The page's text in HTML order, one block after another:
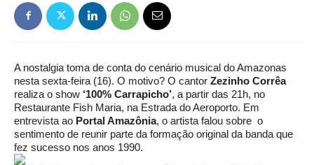
Amazônia
A nostalgia toma de conta do cenário musical do Amazonas
nesta sexta-feira (16). O motivo? O cantor Zezinho Corrêa
realiza o show ‘100% Carrapicho’, a partir das 21h, no
Restaurante Fish Maria, na Estrada do Aeroporto. Em
entrevista ao Portal Amazônia, o artista falou sobre o
sentimento de reunir parte da formação original da banda que
fez sucesso nos anos 1990.